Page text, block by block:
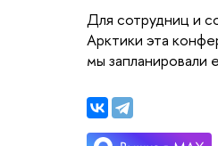
Для сотрудниц и
Арктики эта
мы запланировали